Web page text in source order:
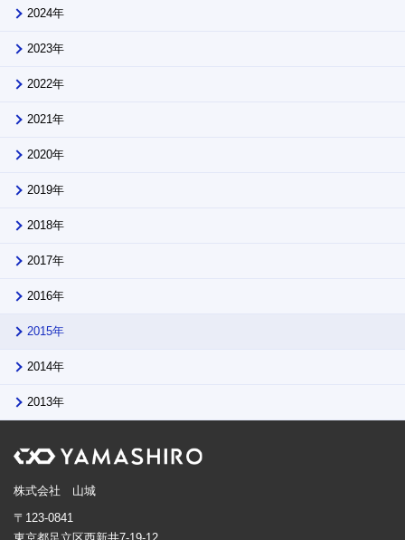
2024年
2023年
2022年
2021年
2020年
2019年
2018年
2017年
2016年
2015年
2014年
2013年
株式会社 山城
〒123-0841